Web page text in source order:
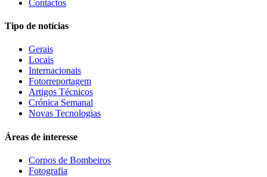
Contactos
Tipo de notícias
Gerais
Locais
Internacionais
Fotorreportagem
Artigos Técnicos
Crónica Semanal
Novas Tecnologias
Áreas de interesse
Corpos de Bombeiros
Fotografia